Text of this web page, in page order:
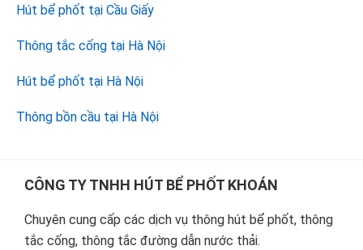
Hút bể phốt tại Cầu Giấy
Thông tắc cống tại Hà Nội
Hút bể phốt tại Hà Nội
Thông bồn cầu tại Hà Nội
Footer
CÔNG TY TNHH HÚT BỂ PHỐT KHOÁN
Chuyên cung cấp các dịch vụ thông hút bể phốt, thông
tắc cống, thông tắc đường dẫn nước thải.